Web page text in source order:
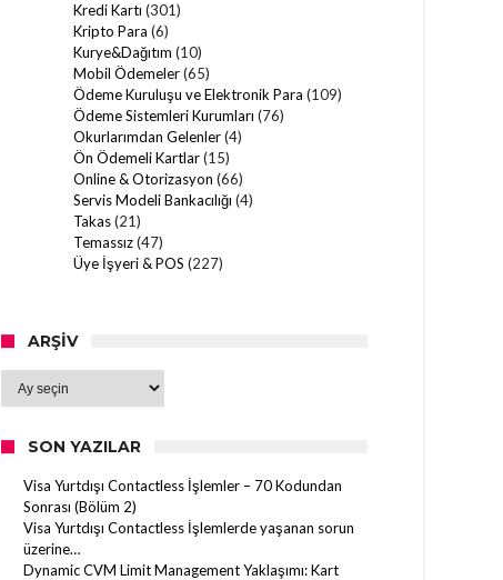
Kredi Kartı (301)
Kripto Para (6)
Kurye&Dağıtım (10)
Mobil Ödemeler(65)
Ödeme Kuruluşu ve Elektronik Para (109)
Ödeme Sistemleri Kurumları (76)
Okurlarımdan Gelenler(4)
Ön Ödemeli Kartlar(15)
Online & Otorizasyon (66)
Servis Modeli Bankacılığı (4)
Takas(21)
Temassız(47)
Üye İşyeri & POS (227)
ARŞIV
SON YAZILAR
Visa Yurtdışı Contactless İşlemler – 70 Kodundan
Sonrası (Bölüm 2)
Visa Yurtdışı Contactless İşlemlerde yaşanan sorun
üzerine…
Dynamic CVM Limit Management Yaklaşımı: Kart